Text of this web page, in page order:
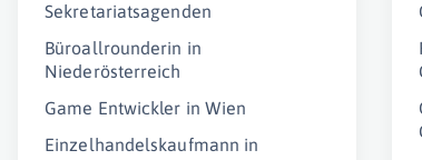
Sekretariatsagenden
Büroallrounderin in
Niederösterreich
Game Entwickler in Wien
Einzelhandelskaufmann in